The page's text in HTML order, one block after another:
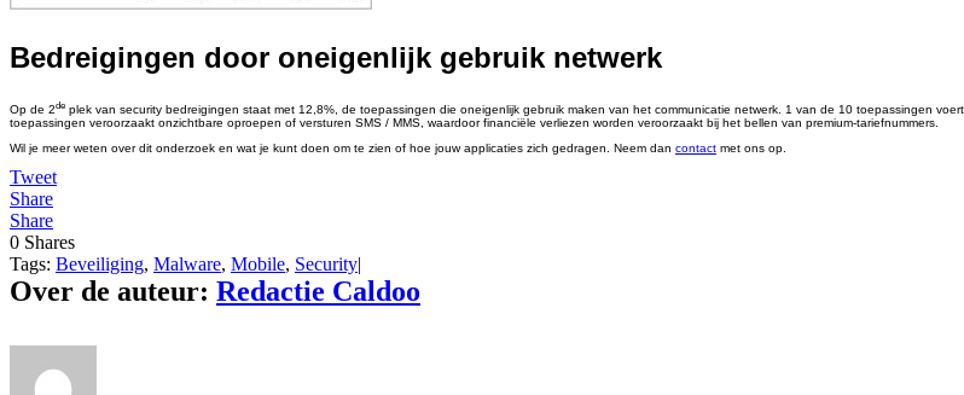
Bedreigingen door oneigenlijk gebruik netwerk
Op de 2de plek van security bedreigingen staat met 12,8%, de toepassingen die oneigenlijk gebruik maken van het communicatie netwerk. 1 van de 10 toepassingen
toepassingen veroorzaakt onzichtbare oproepen of versturen SMS / MMS, waardoor financiële verliezen worden veroorzaakt bij het bellen van premium-tariefnummers.
Wil je meer weten over dit onderzoek en wat je kunt doen om te zien of hoe jouw applicaties zich gedragen. Neem dan contact met ons op.
Tweet
Share
Share
0 Shares
Tags: Beveiliging, Malware, Mobile, Security|
Over de auteur: Redactie Caldoo